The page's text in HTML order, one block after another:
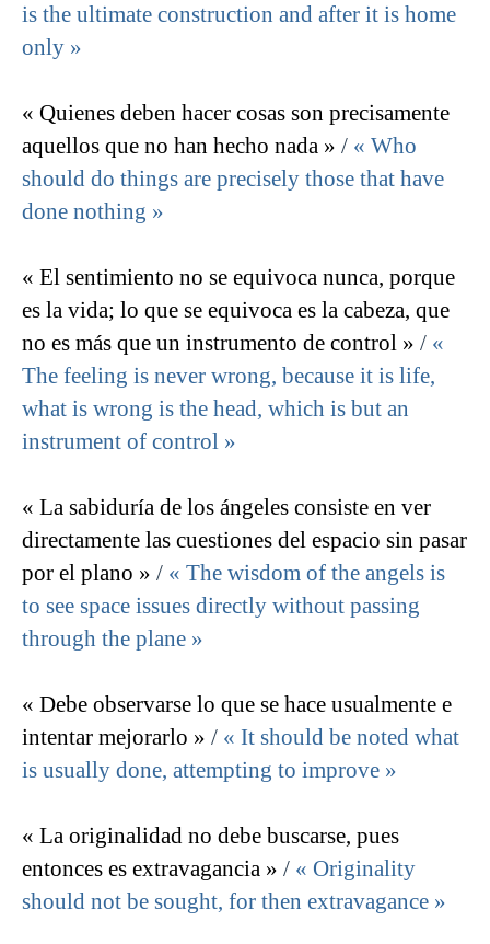
is the ultimate construction and after it is home
only »
« Quienes deben hacer cosas son precisamente
aquellos que no han hecho nada » / « Who
should do things are precisely those that have
done nothing »
« El sentimiento no se equivoca nunca, porque
es la vida; lo que se equivoca es la cabeza, que
no es más que un instrumento de control » / «
The feeling is never wrong, because it is life,
what is wrong is the head, which is but an
instrument of control »
« La sabiduría de los ángeles consiste en ver
directamente las cuestiones del espacio sin pasar
por el plano » / « The wisdom of the angels is
to see space issues directly without passing
through the plane »
« Debe observarse lo que se hace usualmente e
intentar mejorarlo » / « It should be noted what
is usually done, attempting to improve »
« La originalidad no debe buscarse, pues
entonces es extravagancia » / « Originality
should not be sought, for then extravagance »